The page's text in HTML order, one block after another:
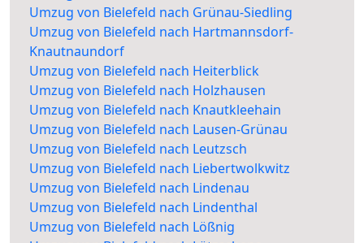
Umzug von Bielefeld nach Grünau-Siedling
Umzug von Bielefeld nach Hartmannsdorf-
Knautnaundorf
Umzug von Bielefeld nach Heiterblick
Umzug von Bielefeld nach Holzhausen
Umzug von Bielefeld nach Knautkleehain
Umzug von Bielefeld nach Lausen-Grünau
Umzug von Bielefeld nach Leutzsch
Umzug von Bielefeld nach Liebertwolkwitz
Umzug von Bielefeld nach Lindenau
Umzug von Bielefeld nach Lindenthal
Umzug von Bielefeld nach Lößnig